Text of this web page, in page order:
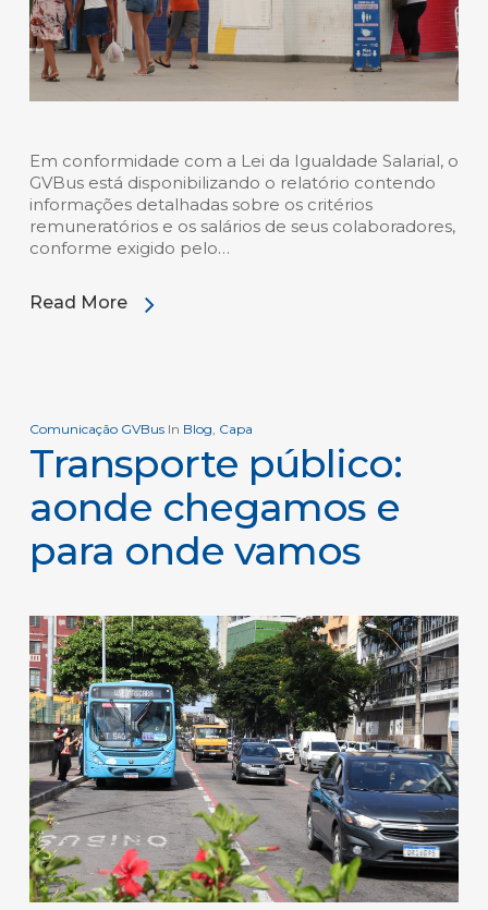
Em conformidade com a Lei da Igualdade Salarial, o
GVBus está disponibilizando o relatório contendo
informações detalhadas sobre os critérios
remuneratórios e os salários de seus colaboradores,
conforme exigido pelo…
Read More
Comunicação GVBus In Blog, Capa
Transporte público:
aonde chegamos e
para onde vamos